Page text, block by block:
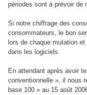
périodes sont à prévoir de
Si notre chiffrage des
consommateurs, le bon
lors de chaque mutation
dans les logiciels.
En attendant après avoir
conventionnelle », il nous
base 100 » au 15 août